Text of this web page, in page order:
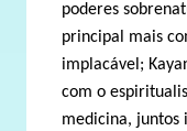
poderes
principal mais
implacável;
com o
medicina, juntos